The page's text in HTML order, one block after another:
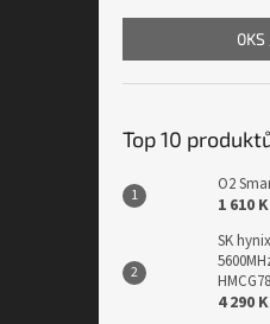
0
Top 10
O2
1 610
SK
4 290